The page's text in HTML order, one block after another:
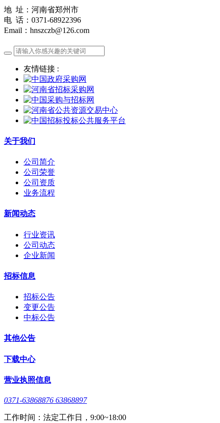
地 址：河南省郑州市
电 话：0371-68922396
Email：hnszczb@126.com
友情链接 :
关于我们
公司简介
公司荣誉
公司资质
业务流程
新闻动态
行业资讯
公司动态
企业新闻
招标信息
招标公告
变更公告
中标公告
其他公告
下载中心
营业执照信息
0371-63868876 63868897
工作时间：法定工作日，9:00~18:00